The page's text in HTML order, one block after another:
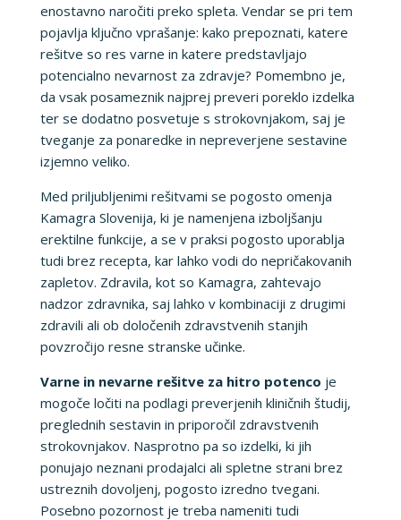
enostavno naročiti preko spleta. Vendar se pri tem
pojavlja ključno vprašanje: kako prepoznati, katere
rešitve so res varne in katere predstavljajo
potencialno nevarnost za zdravje? Pomembno je,
da vsak posameznik najprej preveri poreklo izdelka
ter se dodatno posvetuje s strokovnjakom, saj je
tveganje za ponaredke in nepreverjene sestavine
izjemno veliko.
Med priljubljenimi rešitvami se pogosto omenja
Kamagra Slovenija, ki je namenjena izboljšanju
erektilne funkcije, a se v praksi pogosto uporablja
tudi brez recepta, kar lahko vodi do nepričakovanih
zapletov. Zdravila, kot so Kamagra, zahtevajo
nadzor zdravnika, saj lahko v kombinaciji z drugimi
zdravili ali ob določenih zdravstvenih stanjih
povzročijo resne stranske učinke.
Varne in nevarne rešitve za hitro potenco je
mogoče ločiti na podlagi preverjenih kliničnih študij,
preglednih sestavin in priporočil zdravstvenih
strokovnjakov. Nasprotno pa so izdelki, ki jih
ponujajo neznani prodajalci ali spletne strani brez
ustreznih dovoljenj, pogosto izredno tvegani.
Posebno pozornost je treba nameniti tudi